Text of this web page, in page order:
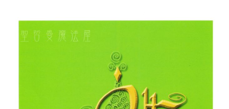
每筆NT$80，滿NT$3,000(含以上)免運費
賣家宅配幫您送（台灣）
每筆NT$80，滿NT$3,000(含以上)免運費
每筆NT$80，滿NT$3,000(含以上)免運費